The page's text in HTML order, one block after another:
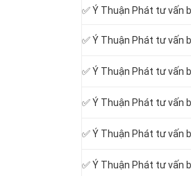
✅ Ý Thuận Phát tư vấn
✅ Ý Thuận Phát tư vấn
✅ Ý Thuận Phát tư vấn
✅ Ý Thuận Phát tư vấn
✅ Ý Thuận Phát tư vấn
✅ Ý Thuận Phát tư vấn